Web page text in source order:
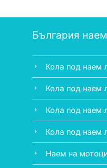
България
chevron_right Кола под наем
chevron_right Кола под наем
chevron_right Кола под наем
chevron_right Кола под наем
chevron_right Наем на